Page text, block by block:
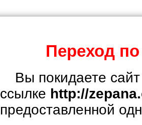
Переход
Вы покидаете
ссылке http://
предоставленной